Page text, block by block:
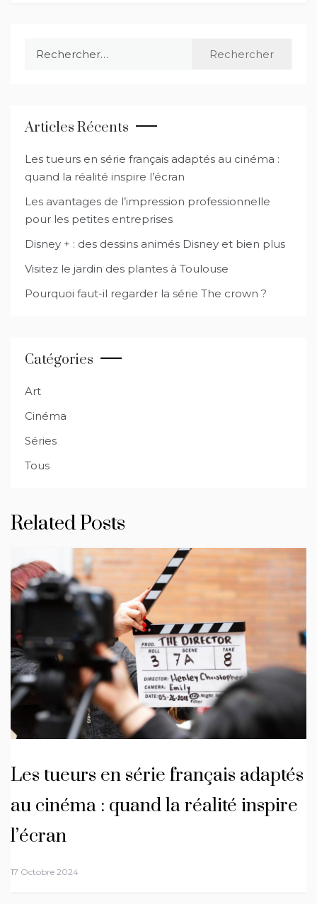
Articles Récents
Les tueurs en série français adaptés au cinéma :
quand la réalité inspire l’écran
Les avantages de l’impression professionnelle
pour les petites entreprises
Disney + : des dessins animés Disney et bien plus
Visitez le jardin des plantes à Toulouse
Pourquoi faut-il regarder la série The crown ?
Catégories
Art
Cinéma
Séries
Tous
Related Posts
Les tueurs en série français adaptés
au cinéma : quand la réalité inspire
l’écran
17 Octobre 2024